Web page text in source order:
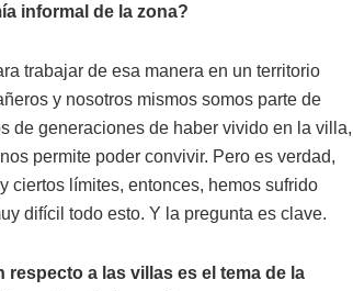
informal de la zona?
trabajar de esa manera en un territorio
y nosotros mismos somos parte de
de generaciones de haber vivido en la villa,
permite poder convivir. Pero es verdad,
ciertos límites, entonces, hemos sufrido
difícil todo esto. Y la pregunta es clave.
respecto a las villas es el tema de la